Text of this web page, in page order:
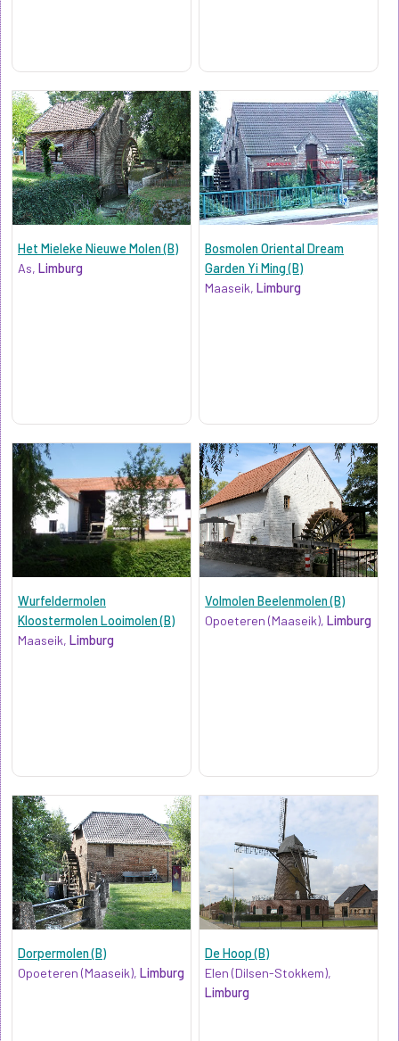
Het Mieleke Nieuwe Molen (B)
As, Limburg
Bosmolen Oriental Dream
Garden Yi Ming (B)
Maaseik,Limburg
Wurfeldermolen
Kloostermolen Looimolen (B)
Maaseik, Limburg
Volmolen Beelenmolen (B)
Opoeteren (Maaseik),Limburg
Dorpermolen (B)
Opoeteren (Maaseik), Limburg
De Hoop (B)
Elen (Dilsen-Stokkem),
Limburg